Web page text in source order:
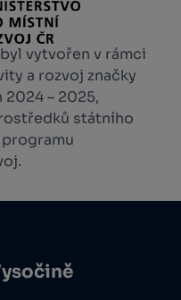
vytvořen v rámci
a rozvoj značky
– 2025,
státního